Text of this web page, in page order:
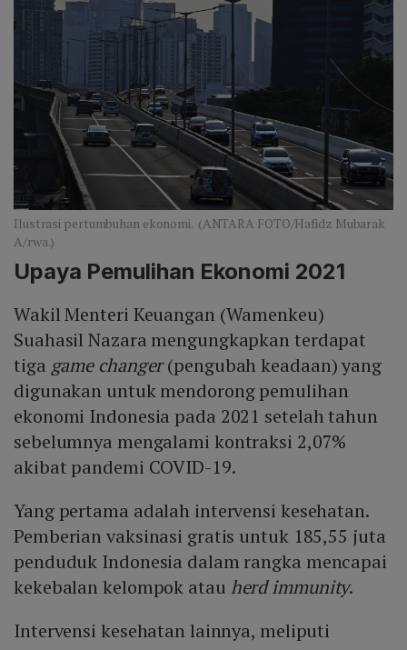
Ilustrasi pertumbuhan ekonomi. (ANTARA FOTO/Hafidz Mubarak
A/rwa.)
Upaya Pemulihan Ekonomi 2021
Wakil Menteri Keuangan (Wamenkeu)
Suahasil Nazara mengungkapkan terdapat
tiga game changer(pengubah keadaan) yang
digunakan untuk mendorong pemulihan
ekonomi Indonesia pada 2021 setelah tahun
sebelumnya mengalami kontraksi 2,07%
akibat pandemi COVID-19.
Yang pertama adalah intervensi kesehatan.
Pemberian vaksinasi gratis untuk 185,55 juta
penduduk Indonesia dalam rangka mencapai
kekebalan kelompok atau herd immunity.
Intervensi kesehatan lainnya, meliputi